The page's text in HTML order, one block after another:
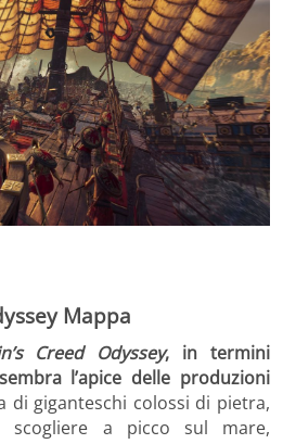
Mappa
Creed Odyssey, in termini
l’apice delle produzioni
di giganteschi colossi di pietra,
scogliere a picco sul mare,